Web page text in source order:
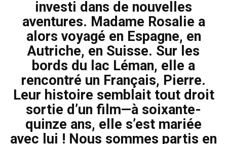
investi dans de nouvelles
aventures. Madame Rosalie a
alors voyagé en Espagne, en
Autriche, en Suisse. Sur les
bords du lac Léman, elle a
rencontré un Français, Pierre.
Leur histoire semblait tout droit
sortie d’un film—à soixante-
quinze ans, elle s’est mariée
avec lui ! Nous sommes partis en